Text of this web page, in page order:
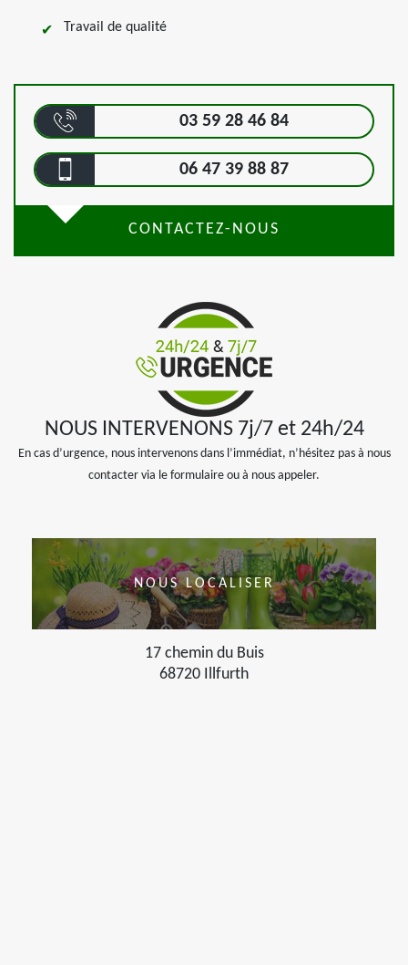
Travail de qualité
03 59 28 46 84
06 47 39 88 87
CONTACTEZ-NOUS
NOUS INTERVENONS 7j/7 et 24h/24
En cas d’urgence, nous intervenons dans l’immédiat, n’hésitez pas à nous
contacter via le formulaire ou à nous appeler.
NOUS LOCALISER
17 chemin du Buis
68720 Illfurth